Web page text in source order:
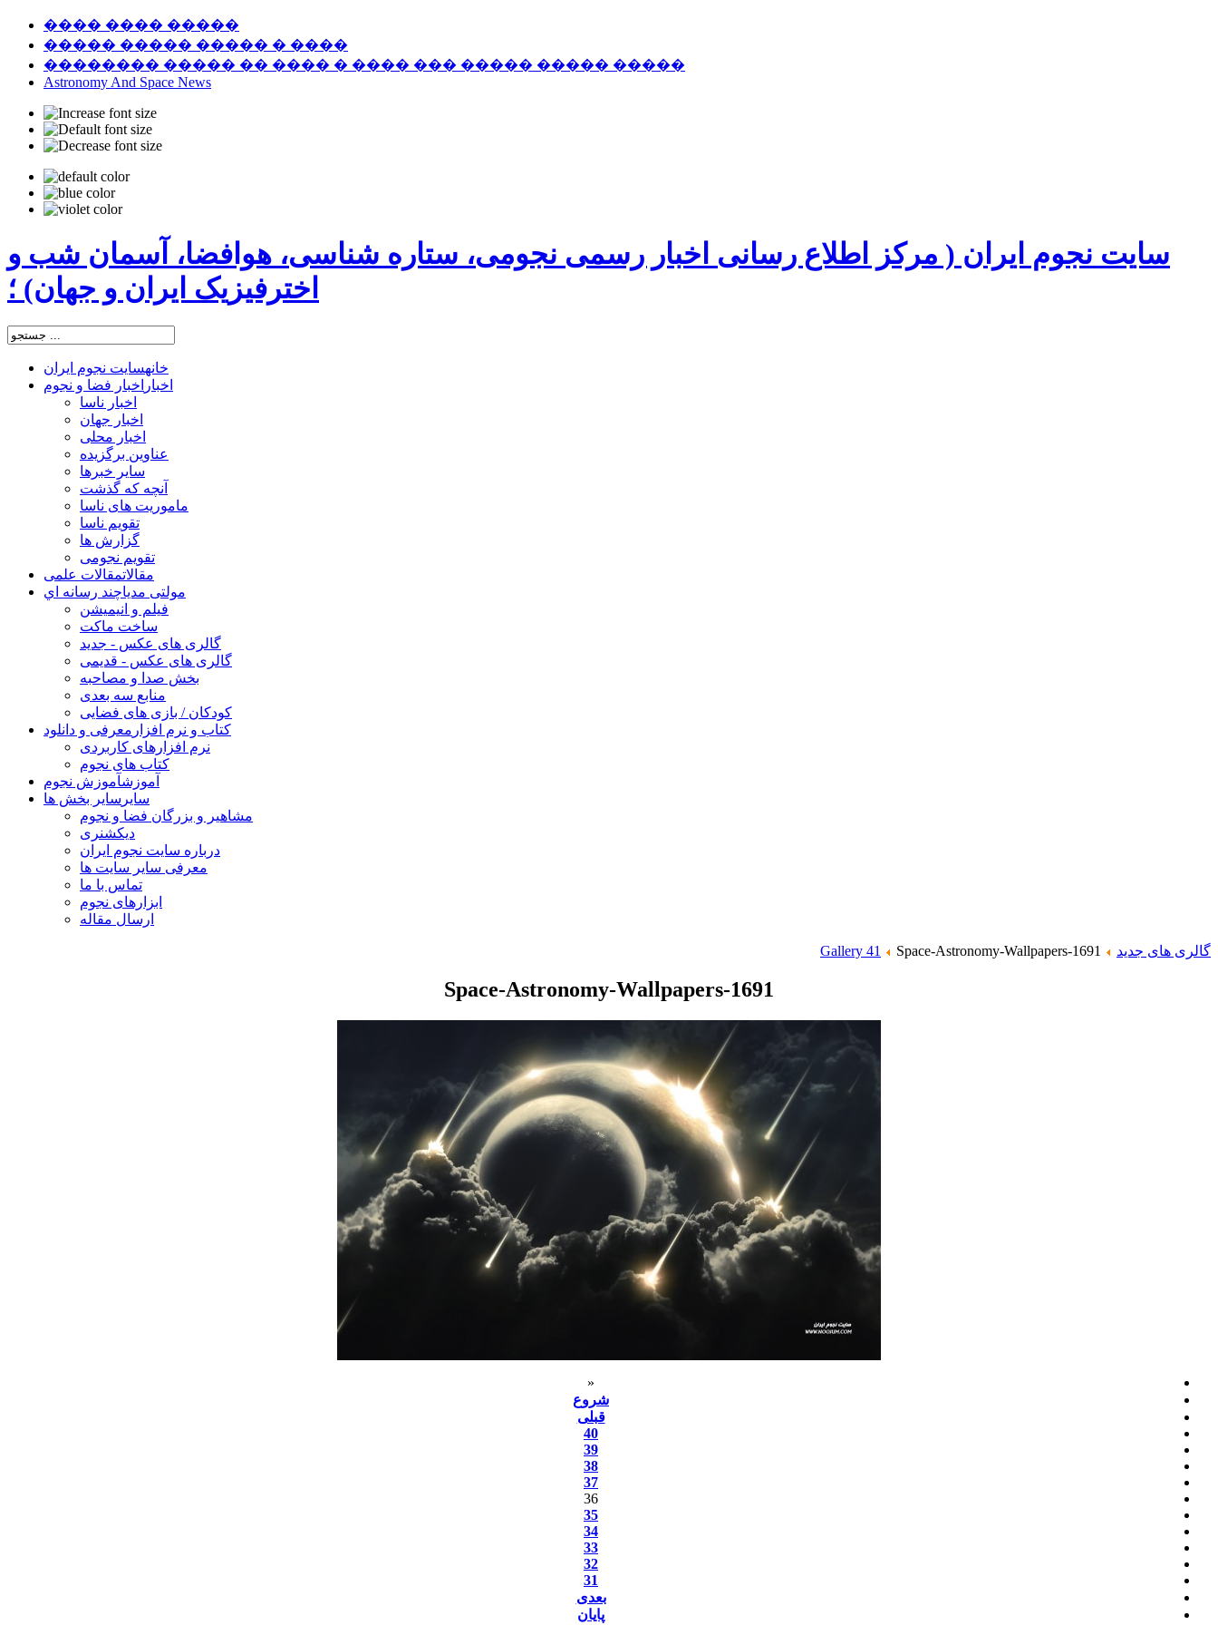
���� ���� �����
����� ����� ����� � ����
�������� ����� �� ���� � ���� ��� ����� ����� �����
Astronomy And Space News
سایت نجوم ایران ( مرکز اطلاع رسانی اخبار رسمی نجومی، ستاره شناسی، هوافضا، آسمان شب و
اخترفیزیک ایران و جهان) ؛
خانهسایت نجوم ایران
اخبار اخبار فضا و نجوم
اخبار ناسا
اخبار جهان
اخبار محلی
عناوین برگزیده
سایر خبرها
آنچه که گذشت
ماموریت های ناسا
تقویم ناسا
گزارش ها
تقویم نجومی
مقالاتمقالات علمی
مولتی مدیاچند رسانه اي
فیلم و انیمیشن
ساخت ماکت
گالری های عکس - جدید
گالری های عکس - قدیمی
بخش صدا و مصاحبه
منابع سه بعدی
کودکان / بازی های فضایی
کتاب و نرم افزار معرفی و دانلود
نرم افزارهای کاربردی
کتاب های نجوم
آموزشآموزش نجوم
سایر سایر بخش ها
مشاهیر و بزرگان فضا و نجوم
دیکشنری
درباره سایت نجوم ایران
معرفی سایر سایت ها
تماس با ما
ابزارهای نجوم
ارسال مقاله
گالری های جدید Gallery 41 Space-Astronomy-Wallpapers-1691
Space-Astronomy-Wallpapers-1691
«
شروع
قبلی
40
39
38
37
36
35
34
33
32
31
بعدی
پایان